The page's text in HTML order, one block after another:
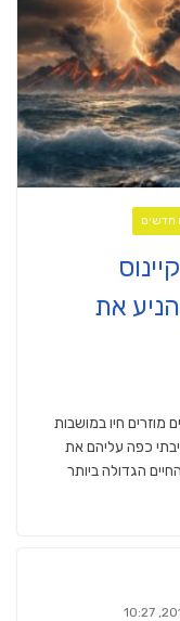
חדשים
את
חיו במושבות
כפה עליהם את
הגדולה ביותר